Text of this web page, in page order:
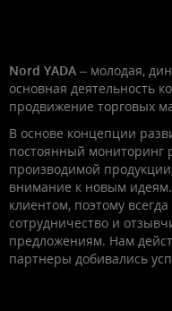
Nord YADA – молодая,
основная деятельность
продвижение торговых
В основе концепции
постоянный мониторинг
производимой
внимание к новым
клиентом, поэтому
сотрудничество и
предложениям. Нам
партнеры добивались